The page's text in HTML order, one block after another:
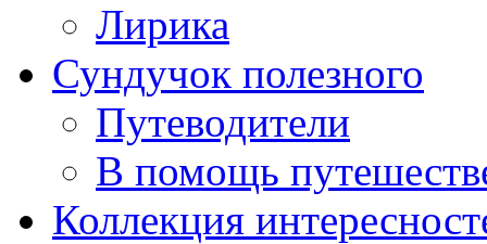
Лирика
Сундучок полезного
Путеводители
В помощь
Коллекция